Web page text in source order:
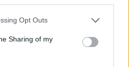
app uses one or more Google
behaviour. You may click to
and its third-party tags to
purposes in below Google
Opt Outs
Sharing of my